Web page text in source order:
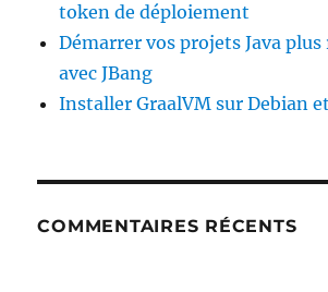
token de déploiement
Démarrer vos projets Java
avec JBang
Installer GraalVM sur Debian
COMMENTAIRES RÉCENTS